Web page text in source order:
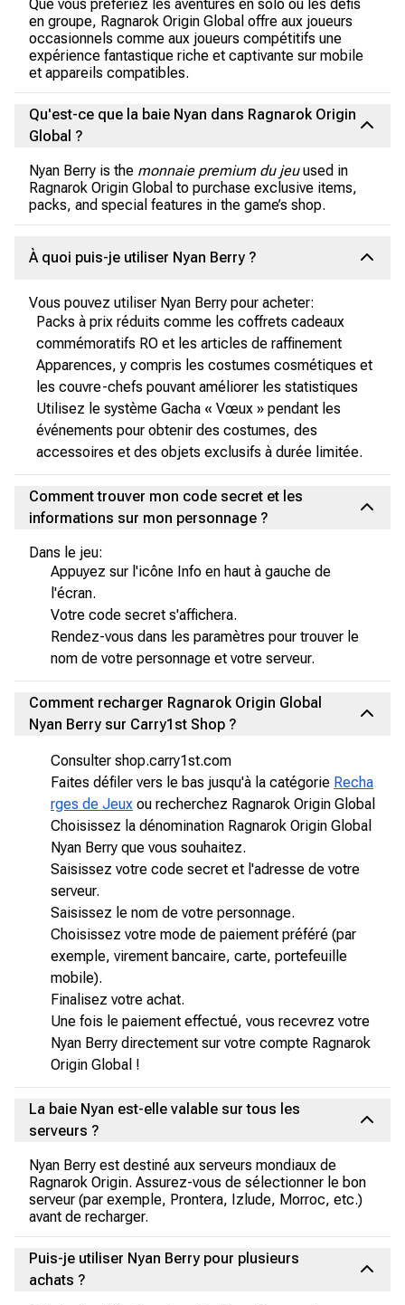
Que vous préfériez les aventures en solo ou les défis
en groupe, Ragnarok Origin Global offre aux joueurs
occasionnels comme aux joueurs compétitifs une
expérience fantastique riche et captivante sur mobile
et appareils compatibles.
Qu'est-ce que la baie Nyan dans Ragnarok Origin
Global ?
Nyan Berry is the monnaie premium du jeuused in
Ragnarok Origin Global to purchase exclusive items,
packs, and special features in the game’s shop.
À quoi puis-je utiliser Nyan Berry ?
Vous pouvez utiliser Nyan Berry pour acheter:
Packs à prix réduits comme les coffrets cadeaux
commémoratifs RO et les articles de raffinement
Apparences, y compris les costumes cosmétiques et
les couvre-chefs pouvant améliorer les statistiques
Utilisez le système Gacha « Vœux » pendant les
événements pour obtenir des costumes, des
accessoires et des objets exclusifs à durée limitée.
Comment trouver mon code secret et les
informations sur mon personnage ?
Dans le jeu:
Appuyez sur l'icône Info en haut à gauche de
l'écran.
Votre code secret s'affichera.
Rendez-vous dans les paramètres pour trouver le
nom de votre personnage et votre serveur.
Comment recharger Ragnarok Origin Global
Nyan Berry sur Carry1st Shop ?
Consulter shop.carry1st.com
Faites défiler vers le bas jusqu'à la catégorie Recha
rges de Jeux ou recherchez Ragnarok Origin Global
Choisissez la dénomination Ragnarok Origin Global
Nyan Berry que vous souhaitez.
Saisissez votre code secret et l'adresse de votre
serveur.
Saisissez le nom de votre personnage.
Choisissez votre mode de paiement préféré (par
exemple, virement bancaire, carte, portefeuille
mobile).
Finalisez votre achat.
Une fois le paiement effectué, vous recevrez votre
Nyan Berry directement sur votre compte Ragnarok
Origin Global !
La baie Nyan est-elle valable sur tous les
serveurs ?
Nyan Berry est destiné aux serveurs mondiaux de
Ragnarok Origin. Assurez-vous de sélectionner le bon
serveur (par exemple, Prontera, Izlude, Morroc, etc.)
avant de recharger.
Puis-je utiliser Nyan Berry pour plusieurs
achats ?